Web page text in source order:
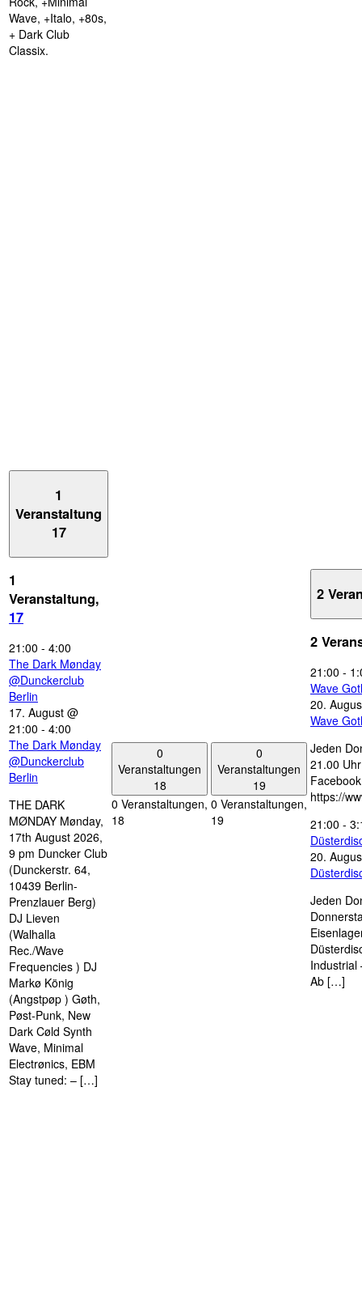
Wave, +Italo, +80s,
+ Dark Club
Classix.
1
Veranstaltung
17
1
Veranstaltung,
17
21:00 - 4:00
The Dark Mønday
@Dunckerclub
Berlin
17. August @
21:00 - 4:00
The Dark Mønday
@Dunckerclub
Berlin
THE DARK
MØNDAY Mønday,
17th August 2026,
9 pm Duncker Club
(Dunckerstr. 64,
10439 Berlin-
Prenzlauer Berg)
DJ Lieven
(Walhalla
Rec./Wave
Frequencies ) DJ
Markø König
(Angstpøp ) Gøth,
Pøst-Punk, New
Dark Cøld Synth
Wave, Minimal
Electrønics, EBM
Stay tuned: – […]
0
Veranstaltungen
18
0 Veranstaltungen,
18
0
Veranstaltungen
19
0 Veranstaltungen,
19
2
2
21:00 -
Wave
20.
Wave
Jeden
21.00
https://
21:00 -
20.
Jeden
Industrial
Ab […]